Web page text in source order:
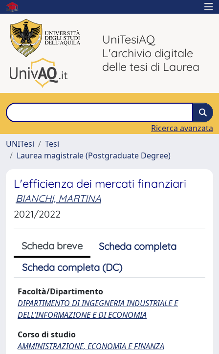
UniTesiAQ
L'archivio digitale
delle tesi di Laurea
Ricerca avanzata
UNITesi
Tesi
Laurea magistrale (Postgraduate Degree)
L'efficienza dei mercati finanziari
BIANCHI, MARTINA
2021/2022
Scheda breve
Scheda completa
Scheda completa (DC)
Facoltà/Dipartimento
DIPARTIMENTO DI INGEGNERIA INDUSTRIALE E
DELL’INFORMAZIONE E DI ECONOMIA
Corso di studio
AMMINISTRAZIONE, ECONOMIA E FINANZA